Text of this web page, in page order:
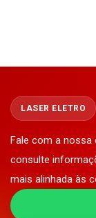
LASER ELETRO
Fale com a nossa
consulte
mais alinhada às